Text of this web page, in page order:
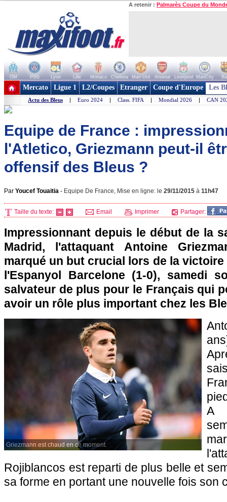
A retenir : Palmarès Coupe du
OM PSG Lyon Lille Monaco Chelsea Man Utd Arsenal Liverpool ManCity
+ de clubs
Mercato Ligue 1 L2/Coupes Etranger Coupe d'Europe Les
Actu des Bleus | Euro 2024 | Class. FIFA | Mondial 2026 | CAN
Equipe de France :
l'Atletico, Griezmann peut-il
offensif des Bleus ?
Par Youcef Touaitia - Equipe De France, Mise en ligne: le 29/11/2015 à 11h47
Taille du texte: Email Imprimer Partager:
Impressionnant depuis le début de la
Madrid, l'attaquant Antoine
marqué un but crucial lors de la
l'Espanyol Barcelone (1-0), samedi
salvateur de plus pour le Français qui
avoir un rôle plus important chez les
Griezmann est chaud en ce moment.
A
Rojiblancos est reparti de plus belle et
sa forme en portant une nouvelle fois son